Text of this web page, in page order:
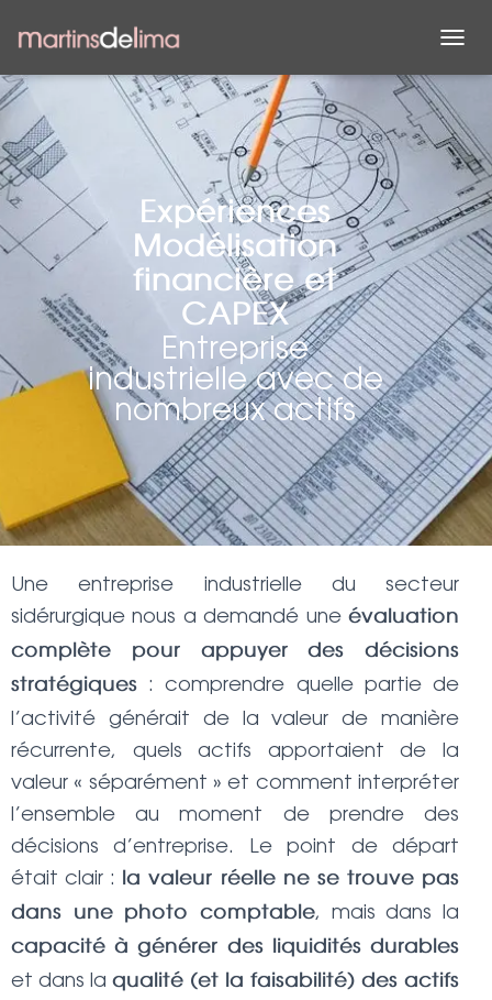
É
L
I
E
L
A
N
A
V
I
G
A
T
I
O
N
Expériences
Modélisation
financière et
CAPEX
Entreprise
industrielle avec de
nombreux actifs
Une entreprise industrielle du secteur
sidérurgique nous a demandé une évaluation
complète pour appuyer des décisions
stratégiques
: comprendre quelle partie de
l’activité générait de la valeur de manière
récurrente, quels actifs apportaient de la
valeur « séparément » et comment interpréter
l’ensemble au moment de prendre des
décisions d’entreprise. Le point de départ
était clair :
la valeur réelle ne se trouve pas
dans une photo comptable, mais dans la
capacité à générer des liquidités durables
et dans la qualité (et la faisabilité) des actifs